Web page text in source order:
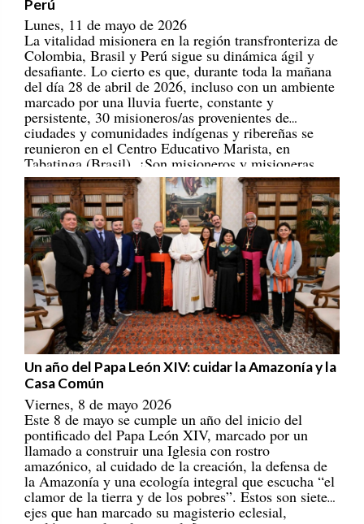
Lunes, 11 de mayo de 2026
La vitalidad misionera en la región transfronteriza de
Colombia, Brasil y Perú sigue su dinámica ágil y
desafiante. Lo cierto es que, durante toda la mañana
del día 28 de abril de 2026, incluso con un ambiente
marcado por una lluvia fuerte, constante y
persistente, 30 misioneros/as provenientes de
ciudades y comunidades indígenas y ribereñas se
reunieron en el Centro Educativo Marista, en
Tabatinga (Brasil). ¡Son misioneros y misioneras
portadores/as de esperanza! [REPAM]
Un año del Papa León XIV: cuidar la Amazonía y la
Casa Común
Viernes, 8 de mayo 2026
Este 8 de mayo se cumple un año del inicio del
pontificado del Papa León XIV, marcado por un
llamado a construir una Iglesia con rostro
amazónico, al cuidado de la creación, la defensa de
la Amazonía y una ecología integral que escucha “el
clamor de la tierra y de los pobres”. Estos son siete
ejes que han marcado su magisterio eclesial,
ecológico, cultural y social. [REPAM]